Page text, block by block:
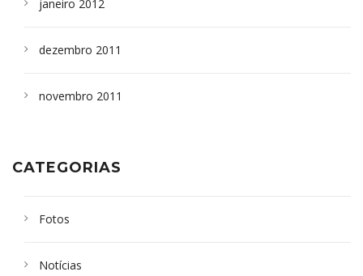
janeiro 2012
dezembro 2011
novembro 2011
CATEGORIAS
Fotos
Notícias